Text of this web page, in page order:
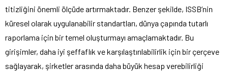
titizliğini önemli ölçüde artırmaktadır. Benzer şekilde, ISSB’nin
küresel olarak uygulanabilir standartları, dünya çapında tutarlı
raporlama için bir temel oluşturmayı amaçlamaktadır. Bu
girişimler, daha iyi şeffaflık ve karşılaştırılabilirlik için bir çerçeve
sağlayarak, şirketler arasında daha büyük hesap verebilirliği